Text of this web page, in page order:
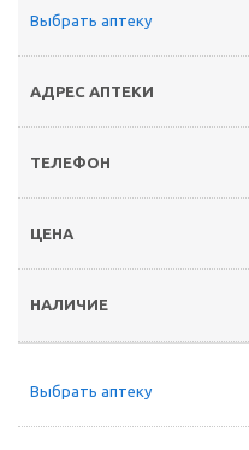
Выбрать аптеку
Выбрать аптеку